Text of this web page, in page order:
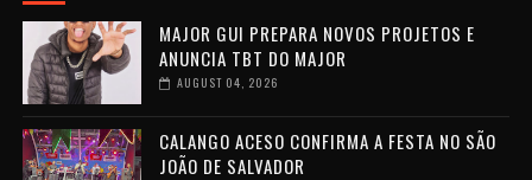
MAJOR GUI PREPARA NOVOS PROJETOS E
ANUNCIA TBT DO MAJOR
AUGUST 04, 2026
CALANGO ACESO CONFIRMA A FESTA NO SÃO
JOÃO DE SALVADOR